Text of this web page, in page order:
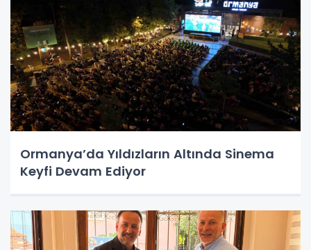
Ormanya’da Yıldızların Altında Sinema
Keyfi Devam Ediyor